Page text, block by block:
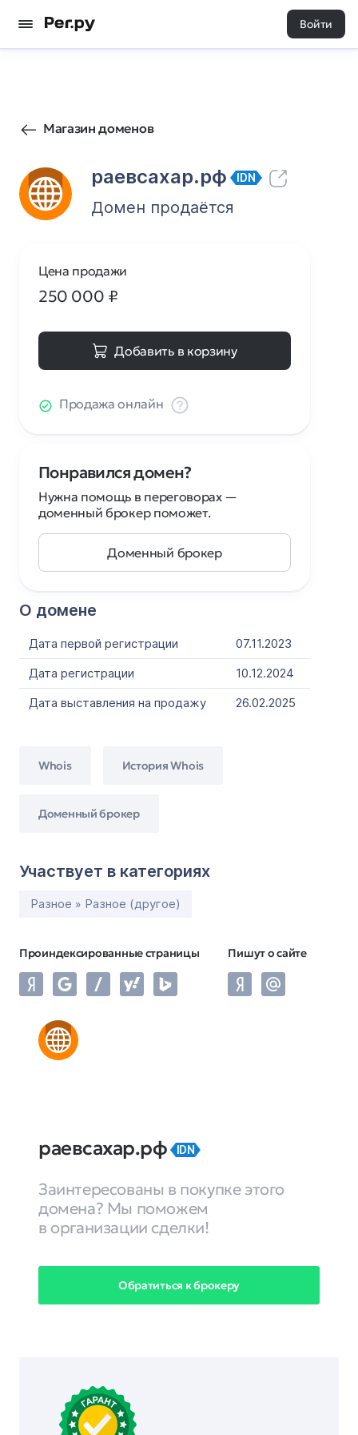
Войти
Магазин доменов
раевсахар.рф IDN
21 0
Домен продаётся
О домене
Дата первой регистрации
07.11.2023
Дата регистрации
10.12.2024
Дата выставления на продажу
26.02.2025
Whois История Whois
Доменный брокер
Участвует в категориях
Разное » Разное (другое)
Проиндексированные страницы Пишут о сайте
Цена продажи
250 000 ₽
Добавить в корзину
Продажа онлайн
Понравился домен?
Нужна помощь в переговорах —
доменный брокер поможет.
Доменный брокер
раевсахар.рф IDN
Заинтересованы в покупке этого
домена? Мы поможем
в организации сделки!
Обратиться к брокеру